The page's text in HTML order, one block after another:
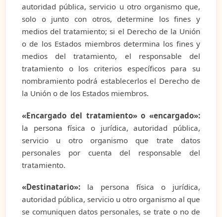
autoridad pública, servicio u otro organismo que,
solo o junto con otros, determine los fines y
medios del tratamiento; si el Derecho de la Unión
o de los Estados miembros determina los fines y
medios del tratamiento, el responsable del
tratamiento o los criterios específicos para su
nombramiento podrá establecerlos el Derecho de
la Unión o de los Estados miembros.
«Encargado del tratamiento» o «encargado»:
la persona física o jurídica, autoridad pública,
servicio u otro organismo que trate datos
personales por cuenta del responsable del
tratamiento.
«Destinatario»: la persona física o jurídica,
autoridad pública, servicio u otro organismo al que
se comuniquen datos personales, se trate o no de